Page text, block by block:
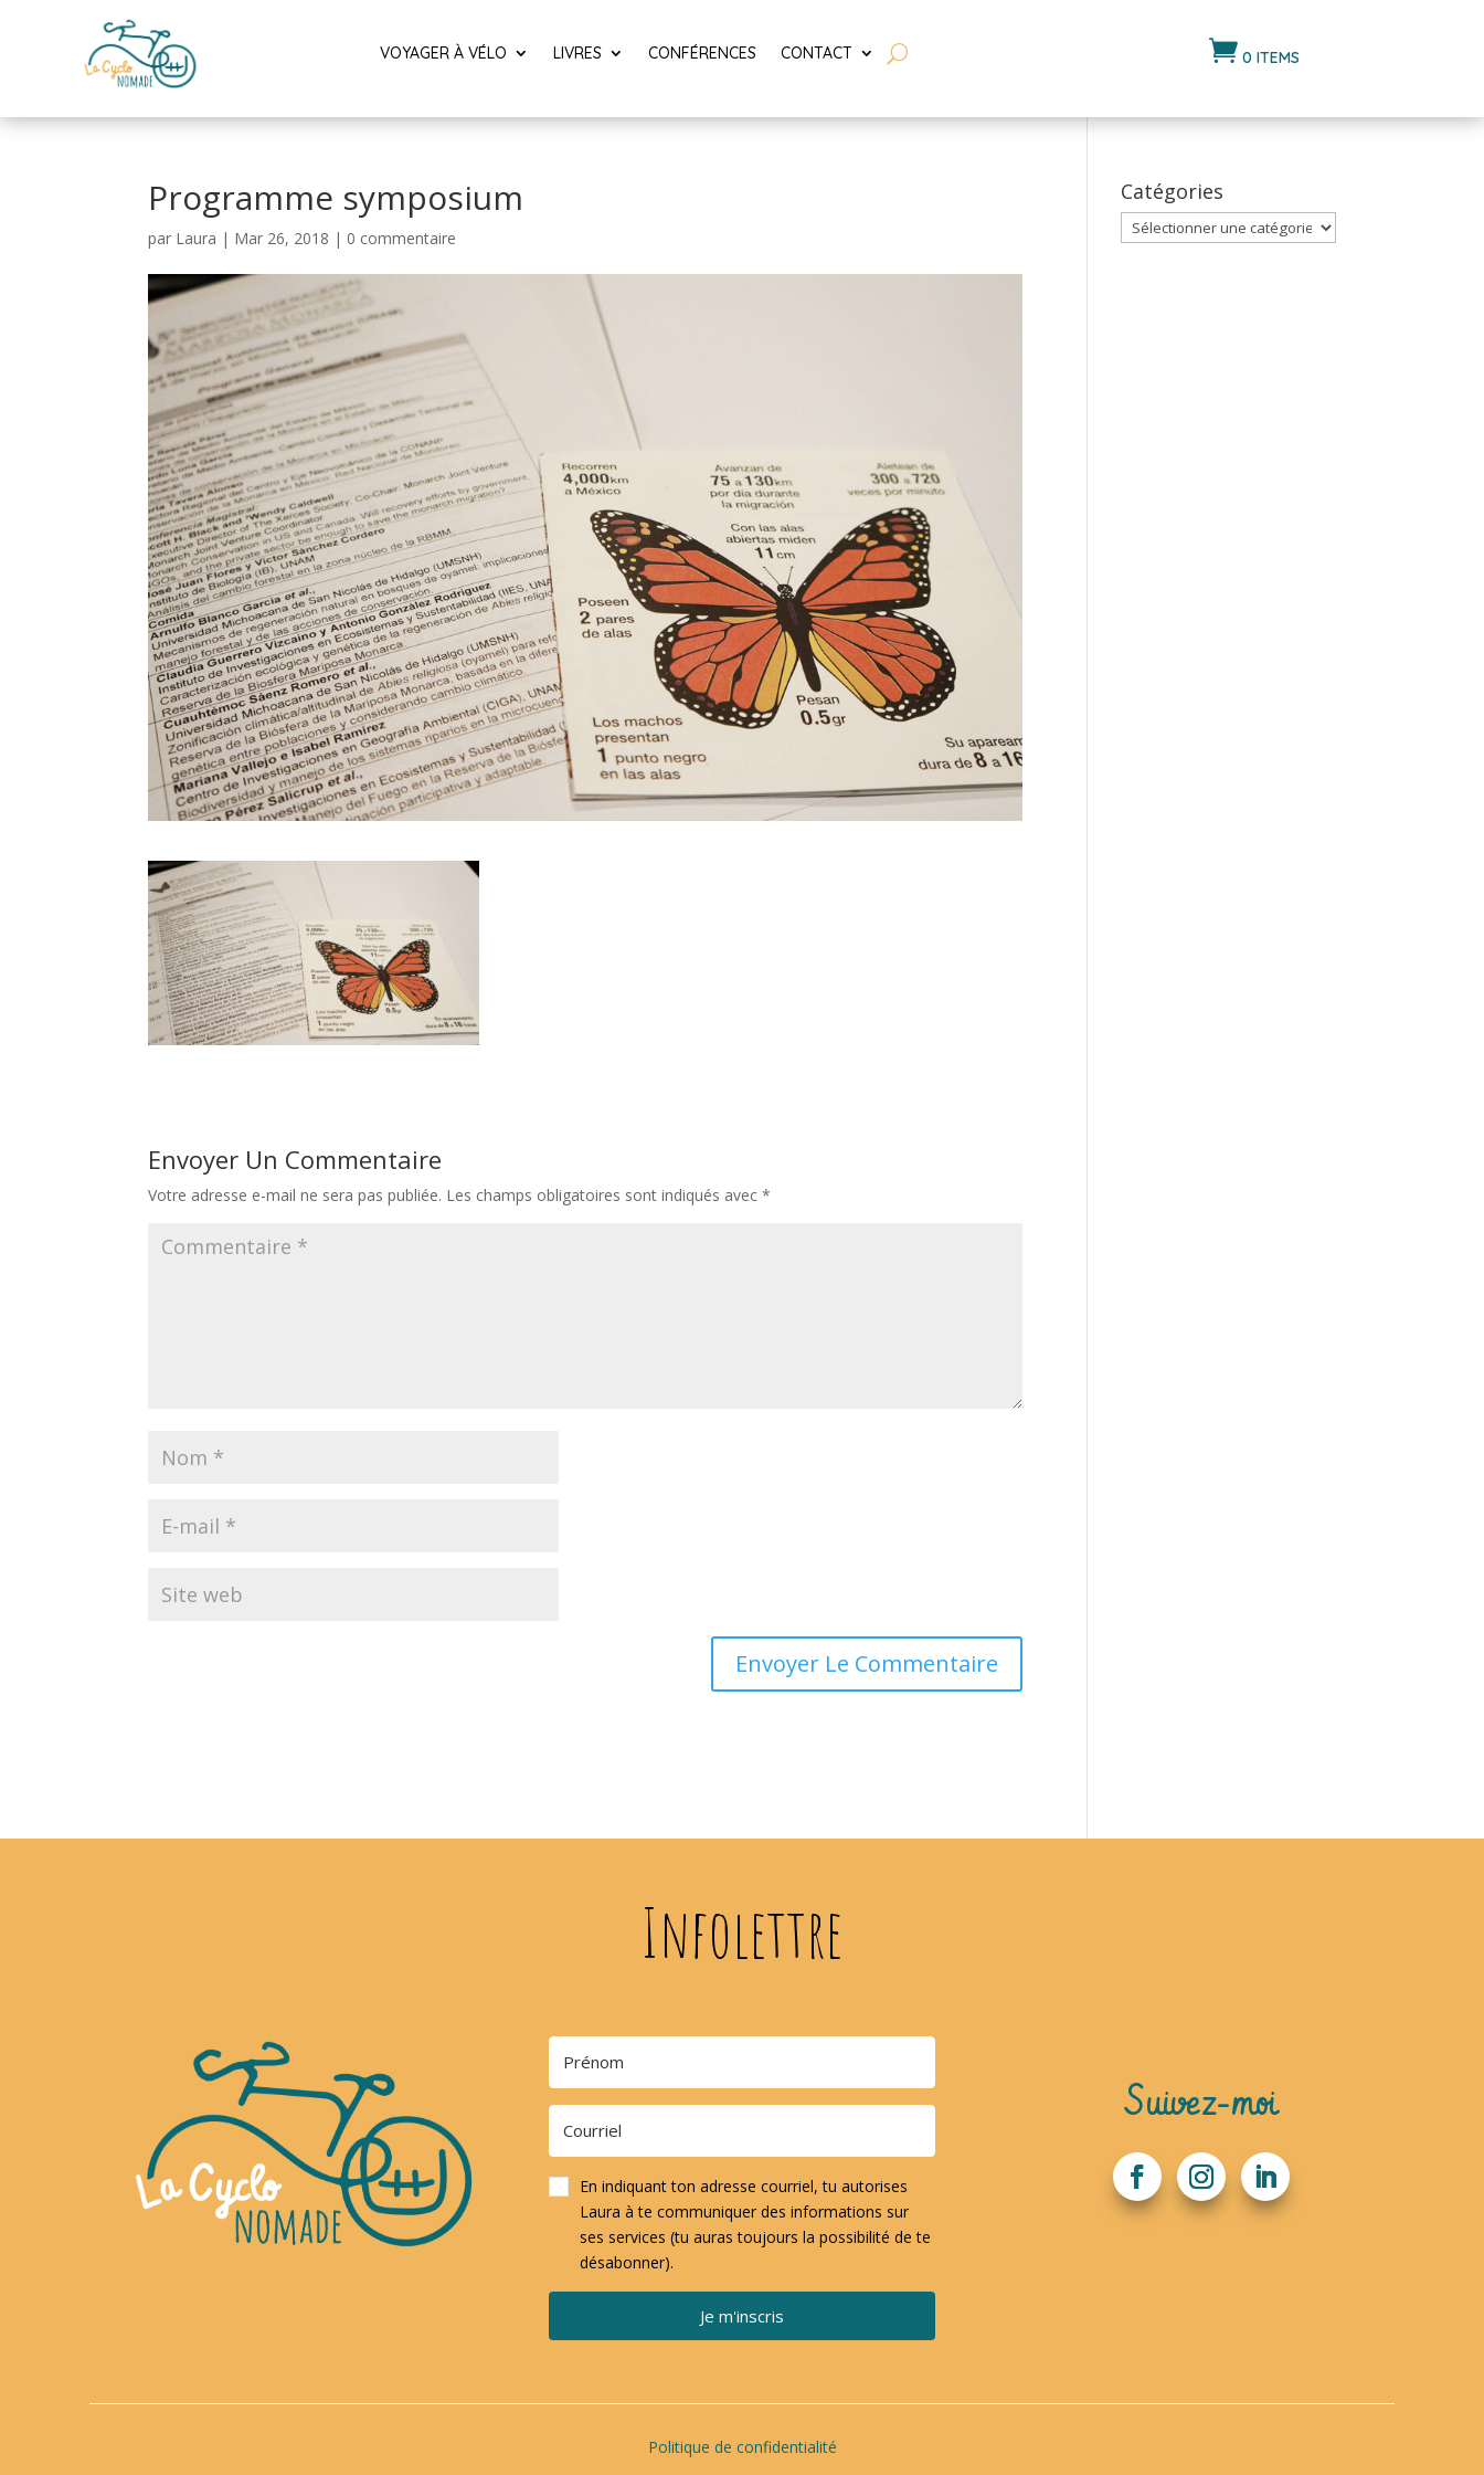
VOYAGER À VÉLO LIVRES CONFÉRENCES CONTACT  0 ITEMS
Programme symposium
par Laura | Mar 26, 2018 | 0 commentaire
Envoyer Un Commentaire
Votre adresse e-mail ne sera pas publiée. Les champs obligatoires sont indiqués avec*
Catégories
Catégories
Infolettre
En indiquant ton adresse courriel, tu autorises
Laura à te communiquer des informations sur
ses services (tu auras toujours la possibilité de te
désabonner).
Je m'inscris
Suivez-moi
Politique de confidentialité